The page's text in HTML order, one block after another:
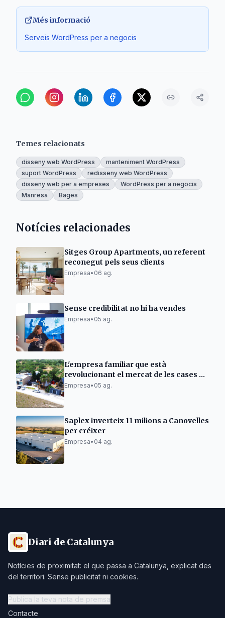
Més informació
Serveis WordPress per a negocis
Temes relacionats
disseny web WordPress
manteniment WordPress
suport WordPress
redisseny web WordPress
disseny web per a empreses
WordPress per a negocis
Manresa
Bages
Notícies relacionades
Sitges Group Apartments, un referent
reconegut pels seus clients
Empresa• 06 ag.
Sense credibilitat no hi ha vendes
Empresa• 05 ag.
L'empresa familiar que està
revolucionant el mercat de les cases de
fusta.
Empresa• 05 ag.
Saplex inverteix 11 milions a Canovelles
per créixer
Empresa• 04 ag.
Diari de Catalunya
Notícies de proximitat: el que passa a Catalunya, explicat des
del territori. Sense publicitat ni cookies.
Publica la teva nota de premsa
Contacte